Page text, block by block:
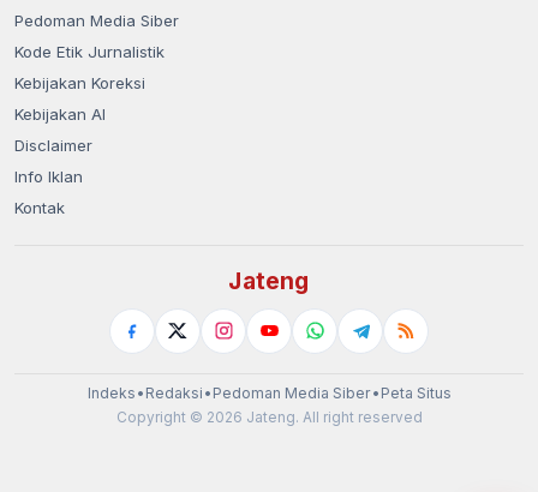
Pedoman Media Siber
Kode Etik Jurnalistik
Kebijakan Koreksi
Kebijakan AI
Disclaimer
Info Iklan
Kontak
Jateng
Indeks • Redaksi • Pedoman Media Siber• Peta Situs
Copyright © 2026 Jateng. All right reserved